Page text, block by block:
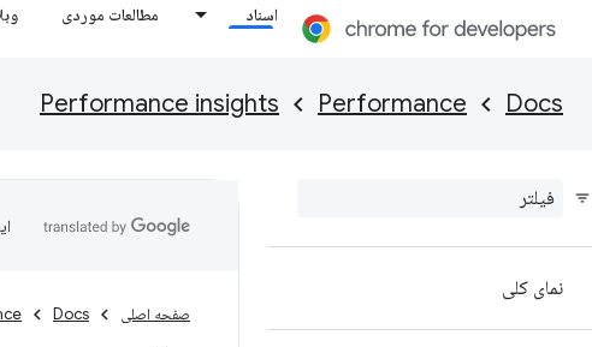
اسناد مطالعات موردی
Docs
Performance
Performance insights
نمای کلی
صفحه اصلی Docs